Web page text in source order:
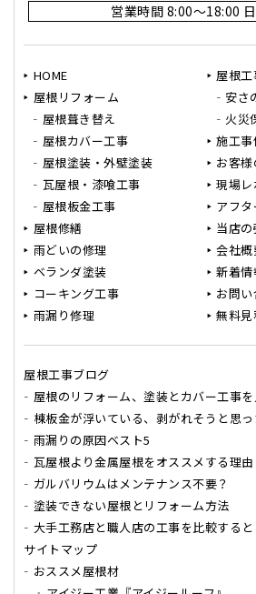
営業時間 8:00～18:00
HOME
屋根リフォーム
屋根葺き替え
屋根カバー工事
屋根塗装・外壁塗装
瓦屋根・漆喰工事
屋根板金工事
屋根修繕
雨どいの修理
ベランダ塗装
コーキング工事
雨漏り修理
屋根
安さ
火災
施工事
お客
現場レ
アフ
当店
会社概
新着情
お問
無料
屋根工事ブログ
屋根のリフォーム、塗装とカバー工事
棟板金が浮いている、剥がれそうと思っ
雨漏りの原因ベスト5
瓦屋根より金属屋根をオススメする理由
ガルバリウムはメンテナンス不要？
塗装できない屋根とリフォーム方法
大手工務店と職人店の工事を比較すると
サイトマップ
おススメ屋根材